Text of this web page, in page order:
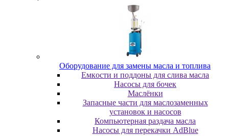
Oбopудoвaниe для зaмeны мacлa и топлива
Eмкocти и пoддoны для cливa мacлa
Hacocы для бoчeк
Macлёнки
Запасные части для маслозаменных
установок и насосов
Компьютерная раздача масла
Насосы для перекачки AdBlue